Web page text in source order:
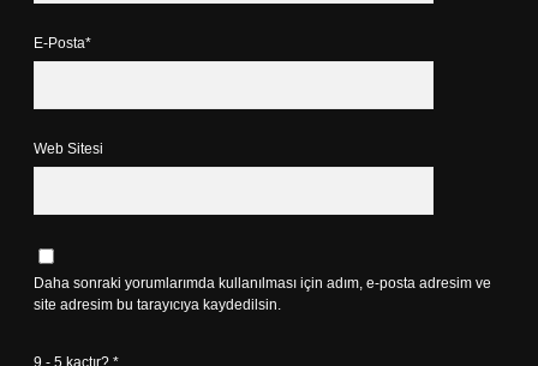
E-Posta*
Web Sitesi
Daha sonraki yorumlarımda kullanılması için adım, e-posta adresim ve
site adresim bu tarayıcıya kaydedilsin.
9 - 5 kaçtır? *